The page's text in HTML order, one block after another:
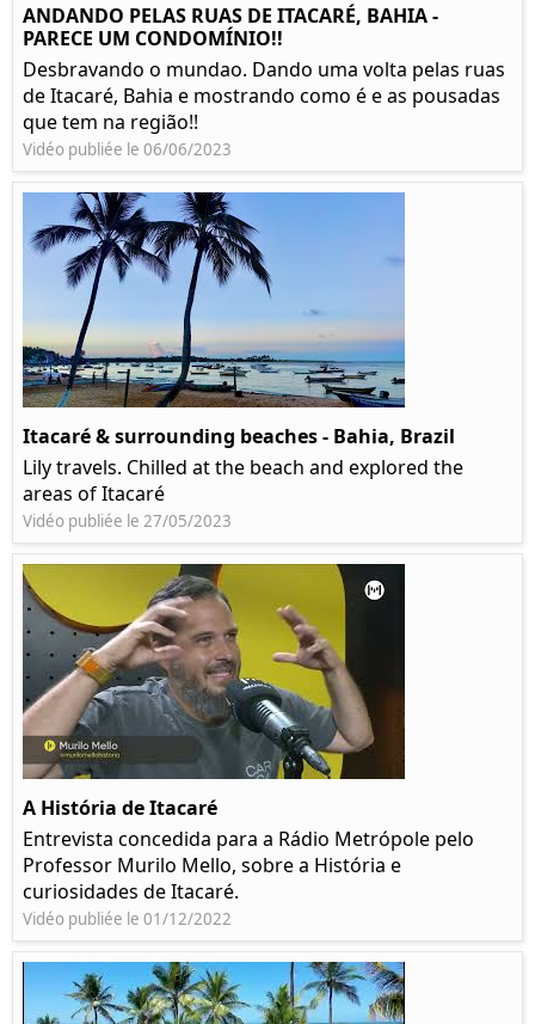
ANDANDO PELAS RUAS DE ITACARÉ, BAHIA -
PARECE UM CONDOMÍNIO!!
Desbravando o mundao. Dando uma volta pelas ruas
de Itacaré, Bahia e mostrando como é e as pousadas
que tem na região!!
Vidéo publiée le 06/06/2023
Itacaré & surrounding beaches - Bahia, Brazil
Lily travels. Chilled at the beach and explored the
areas of Itacaré
Vidéo publiée le 27/05/2023
A História de Itacaré
Entrevista concedida para a Rádio Metrópole pelo
Professor Murilo Mello, sobre a História e
curiosidades de Itacaré.
Vidéo publiée le 01/12/2022